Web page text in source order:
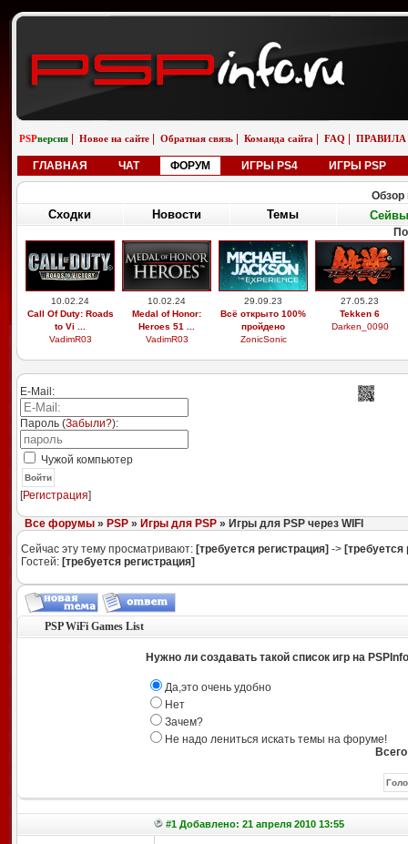
PSPверсия Новое на сайте Обратная связь Команда сайта FAQ ПРАВИЛА
ГЛАВНАЯ ЧАТ ФОРУМ ИГРЫ PS4 ИГРЫ PSP
Обзор
Сходки Новости Темы Сейвы
10.02.24
Call Of Duty: Roads
to Vi ...
VadimR03
10.02.24
Medal of Honor:
Heroes 51 ...
VadimR03
29.09.23
Всё открыто 100%
пройдено
ZonicSonic
27.05.23
Tekken 6
Darken_0090
E-Mail:
Пароль (Забыли?):
Чужой компьютер
Войти
[Регистрация]
Все форумы» PSP» Игры для PSP» Игры для PSP через WIFI
Сейчас эту тему просматривают: [требуется регистрация] -> [требуется
Гостей: [требуется регистрация]
PSP WiFi Games List
Нужно ли создавать такой список игр на
Да,это очень удобно
Нет
Зачем?
Не надо лениться искать темы на форуме!
#1 Добавлено: 21 апреля 2010 13:55